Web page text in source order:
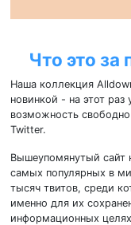
Что это
Наша коллекция
новинкой - на этот раз
возможность
Twitter.
Вышеупомянутый сайт
самых популярных в
тысяч твитов, среди
именно для их
информационных